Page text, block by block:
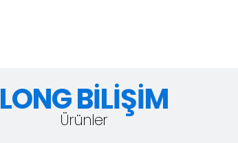
LONG BİLİŞİM
Ürünler